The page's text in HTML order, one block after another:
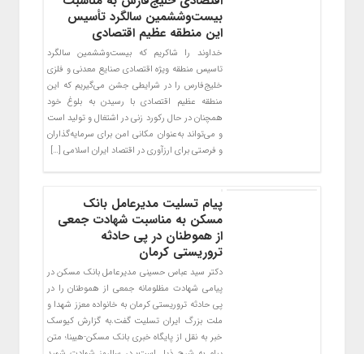
بیست‌وششمین سالگرد تأسیس
این منطقه عظیم اقتصادی
خداوند را شاکریم که بیست‌وششمین سالگرد
تاسیس منطقه ویژه اقتصادی صنایع معدنی و فلزی
خلیج‌فارس را در شرایطی جشن می‌گیریم که این
منطقه عظیم اقتصادی با رسیدن به بلوغ خود
همچنان در حال رکورد زنی در اشتغال و تولید است
و می‌تواند به‌عنوان مکانی امن برای سرمایه‌گذاران
و فرصتی برای ارزآوری در اقتصاد ایران اسلامی […]
پیام تسلیت مدیرعامل بانک
مسکن به مناسبت شهادت جمعی
از هموطنان در پی حادثه
تروریستی کرمان
دکتر سید عباس حسینی مدیرعامل بانک مسکن در
پیامی شهادت مظلومانه جمعی از هموطنان را در
پی حادثه تروریستی کرمان به خانواده معزز شهدا و
ملت بزرگ ایران تسلیت گفت.به گزارش کیوسک
خبر به نقل از پایگاه خبری بانک مسکن-هیبنا؛ متن